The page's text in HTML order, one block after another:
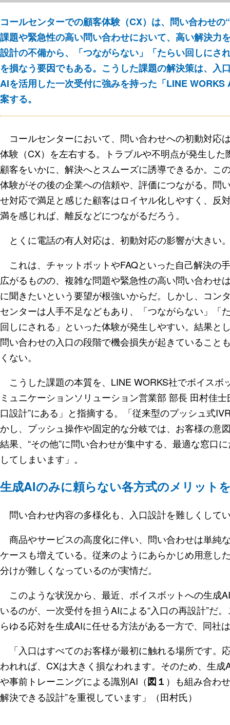
コールセンターでの顧客体験（CX）は、問い合わせ
課題や緊急性の高い問い合わせにおいて、高い解決力
設計の不備から、「つながらない」「たらい回しにさ
を損なう要因でもある。こうした課題の解決策は、入
AIを活用した一次受付に強みを持った「LINE
案する。
コールセンターにおいて、問い合わせへの初動対応
体験（CX）を左右する。トラブルや不明点が発生した
顧客をいかに、解決へとスムーズに誘導できるか。こ
体験がその後の企業への信頼や、評価につながる。問
せ対応で満足と感じた顧客はロイヤル化しやすく、反
満を感じれば、離反などにつながるだろう。
とくに電話の有人対応は、初動対応の影響が大きい
これは、チャットボットやFAQといった自己解決の
広がるものの、複雑な問題や緊急性の高い問い合わせ
に聞きたいという要望が根強いからだ。しかし、コン
センターは人手不足などもあり、「つながらない」「
回しにされる」といった体験が発生しやすい。結果と
問い合わせの入口の段階で機会損失が起きていること
くない。
こうした課題の本質を、LINE WORKS社でボイスボ
ミュニケーションソリューション営業部 部長 田村佳
口設計”にある」と指摘する。「従来型のプッシュ式
かし、プッシュ操作や固定的な分岐では、お客様の意
結果、“その他”に問い合わせが集中する、最適な窓口
してしまいます」。
生成AIのみに頼らない各方式のメリット
問い合わせ内容の多様化も、入口設計を難しくして
商品やサービスの高度化に伴い、問い合わせは単純
ケースも増えている。従来のようにあらかじめ用意し
分けが難しくなっているのが実情だ。
このような状況から、最近、ボイスボットへの生成
いるのが、一次受付を担うAIによる“入口の再設計”だ
らゆる応対を生成AIに任せる方法がある一方で、同社
「入口はすべてのお客様が最初に触れる場所です。
われれば、CXは大きく損なわれます。そのため、生
や事前トレーニングによる識別AI（図１ ）も組み合わ
解決できる設計”を重視しています」（田村氏）